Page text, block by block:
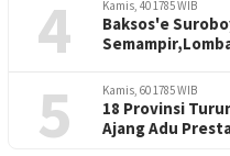
4 Kamis, 40 1785 WIB
Baksos'e
5 Kamis, 60 1785 WIB
18 Provinsi
Ajang Adu